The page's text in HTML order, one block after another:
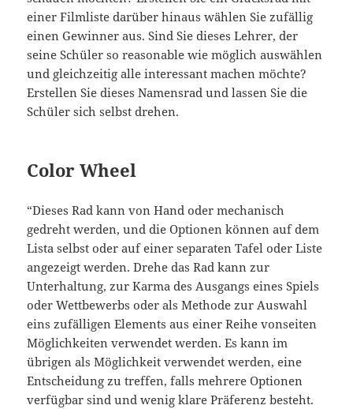
einer Filmliste darüber hinaus wählen Sie zufällig
einen Gewinner aus. Sind Sie dieses Lehrer, der
seine Schüler so reasonable wie möglich auswählen
und gleichzeitig alle interessant machen möchte?
Erstellen Sie dieses Namensrad und lassen Sie die
Schüler sich selbst drehen.
Color Wheel
“Dieses Rad kann von Hand oder mechanisch
gedreht werden, und die Optionen können auf dem
Lista selbst oder auf einer separaten Tafel oder Liste
angezeigt werden. Drehe das Rad kann zur
Unterhaltung, zur Karma des Ausgangs eines Spiels
oder Wettbewerbs oder als Methode zur Auswahl
eins zufälligen Elements aus einer Reihe vonseiten
Möglichkeiten verwendet werden. Es kann im
übrigen als Möglichkeit verwendet werden, eine
Entscheidung zu treffen, falls mehrere Optionen
verfügbar sind und wenig klare Präferenz besteht.